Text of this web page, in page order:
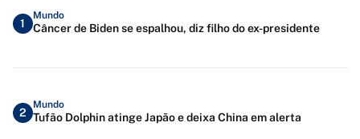
1
Mundo
Câncer de Biden se espalhou, diz filho do ex-presidente
2
Mundo
Tufão Dolphin atinge Japão e deixa China em alerta